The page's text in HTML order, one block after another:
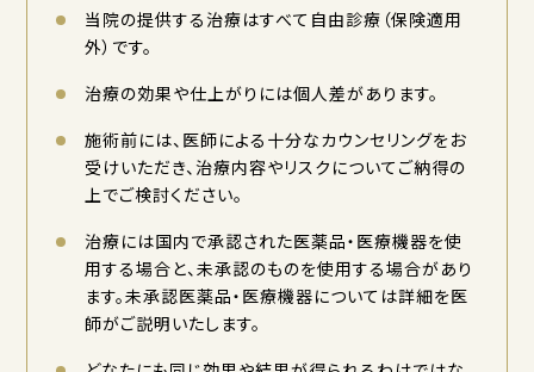
当院の提供する治療はすべて自由診療（保険適用
外）です。
治療の効果や仕上がりには個人差があります。
施術前には、医師による十分なカウンセリングをお
受けいただき、治療内容やリスクについてご納得の
上でご検討ください。
治療には国内で承認された医薬品・医療機器を使
用する場合と、未承認のものを使用する場合があり
ます。未承認医薬品・医療機器については詳細を医
師がご説明いたします。